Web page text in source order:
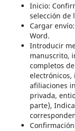
Inicio:
selección de
Cargar
Word.
Introducir
manuscrito,
completos de
electrónicos,
afiliaciones
privada,
parte),